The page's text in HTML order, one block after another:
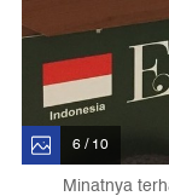
6 / 10
Minatnya